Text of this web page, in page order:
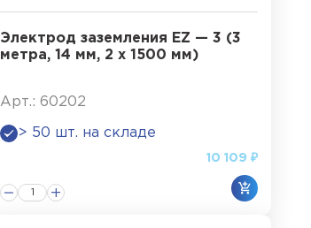
Электрод заземления EZ — 3 (3
метра, 14 мм, 2 х 1500 мм)
Арт.: 60202
> 50 шт. на складе
10 109 ₽